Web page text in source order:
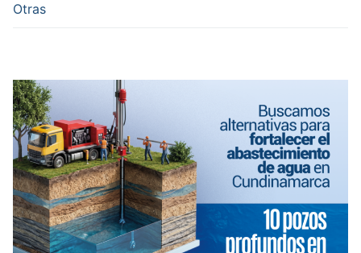
Otras